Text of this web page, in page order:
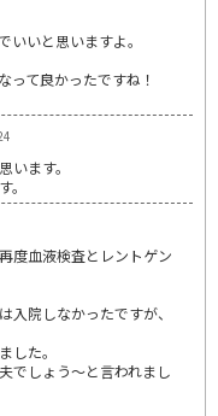
いいと思いますよ。
って良かったですね！
います。
度血液検査とレントゲン
入院しなかったですが、
した。
でしょう～と言われまし